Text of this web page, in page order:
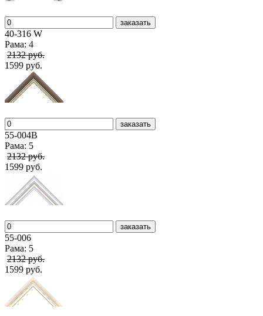
заказать
40-316 W
Рама: 4
2132 руб.
1599 руб.
заказать
55-004В
Рама: 5
2132 руб.
1599 руб.
заказать
55-006
Рама: 5
2132 руб.
1599 руб.